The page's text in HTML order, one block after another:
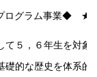
ログラム事業◆ ★
て５，６年生を対
礎的な歴史を体系